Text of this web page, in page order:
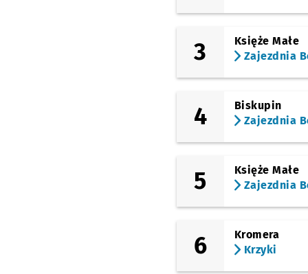
Renoma
Zaolziańska
Rondo
Sztabowa
3
Księże Małe
Zajezdnia
4
Biskupin
Zajezdnia
5
Księże Małe
Zajezdnia
6
Kromera
Krzyki